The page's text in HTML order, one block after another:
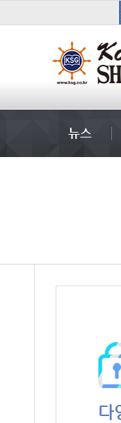
뉴스
다